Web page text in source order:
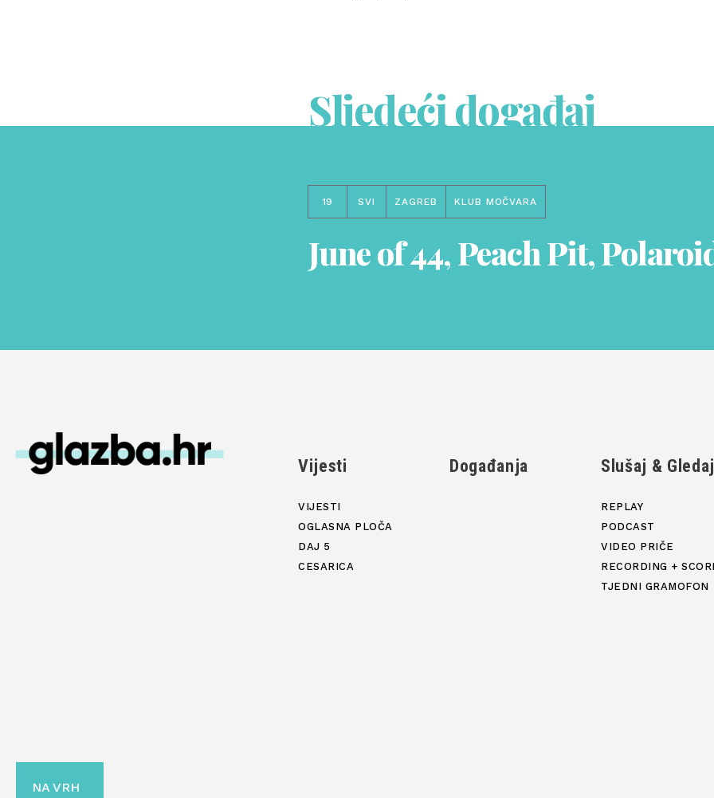
Sljedeći događaj
19 SVI ZAGREB KLUB MOČVARA
June of 44, Peach Pit,
Vijesti
VIJESTI
OGLASNA PLOČA
DAJ 5
CESARICA
Događanja Slušaj & Gledaj
REPLAY
PODCAST
VIDEO PRIČE
RECORDING +
TJEDNI GRAMOFON
NA VRH